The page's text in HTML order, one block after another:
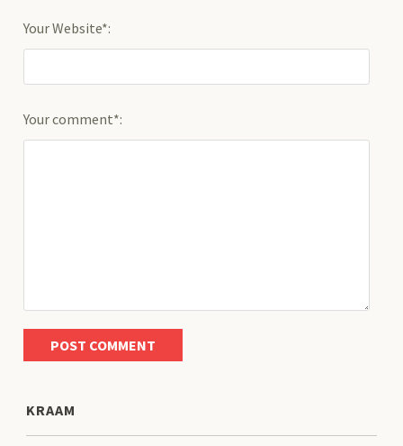
Your Website*:
Your comment*:
KRAAM